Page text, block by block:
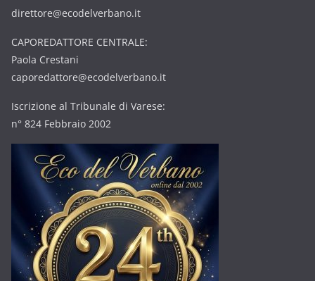
direttore@ecodelverbano.it
CAPOREDATTORE CENTRALE:
Paola Crestani
caporedattore@ecodelverbano.it
Iscrizione al Tribunale di Varese:
n° 824 Febbraio 2002